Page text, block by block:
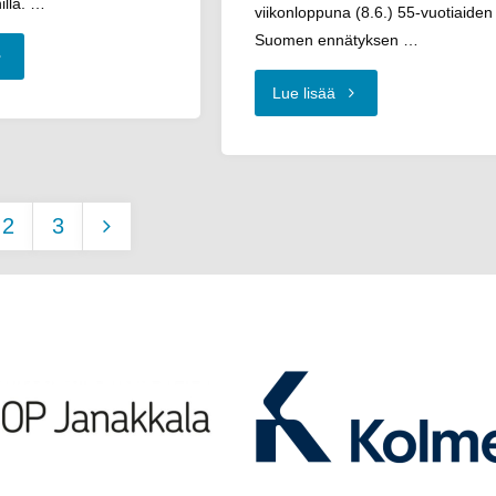
viikonloppuna (8.6.) 55-vuotiaiden
Suomen ennätyksen …
Lue lisää "Janakkalan
paranteli
painonheiton
Suomen
2 3